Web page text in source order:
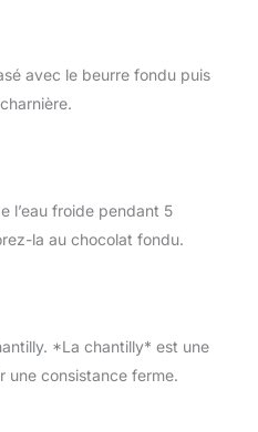
avec le beurre fondu puis
l’eau froide pendant 5
la au chocolat fondu.
*La chantilly* est une
une consistance ferme.